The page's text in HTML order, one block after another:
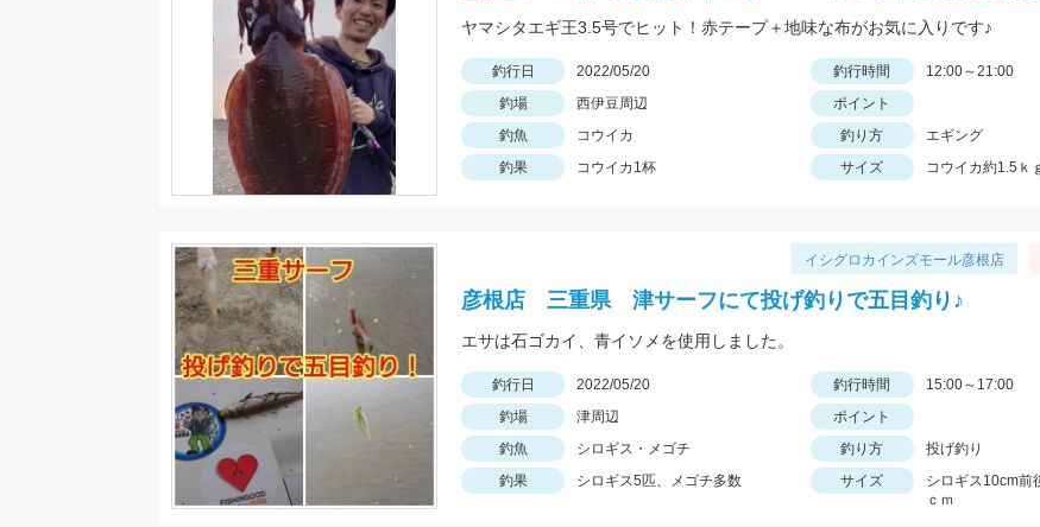
ヤマシタエギ王3.5号でヒット！赤テープ＋地味な布がお気に入りです♪
釣行日 2022/05/20 釣行時間
12:00～21:00
釣場
西伊豆周辺
ポイント
釣魚
コウイカ 釣り方
エギング
釣果
コウイカ1杯 サイズ コウイカ約1.5ｋ
イシグロカインズモール彦根店
彦根店 三重県 津サーフにて投げ釣りで五目釣り♪
エサは石ゴカイ、青イソメを使用しました。
釣行日 2022/05/20 釣行時間
15:00～17:00
釣場
津周辺
ポイント
釣魚
シロギス・メゴチ 釣り方
投げ釣り
釣果
シロギス5匹、メゴチ多数 サイズ
シロギス10cm前
ｃｍ